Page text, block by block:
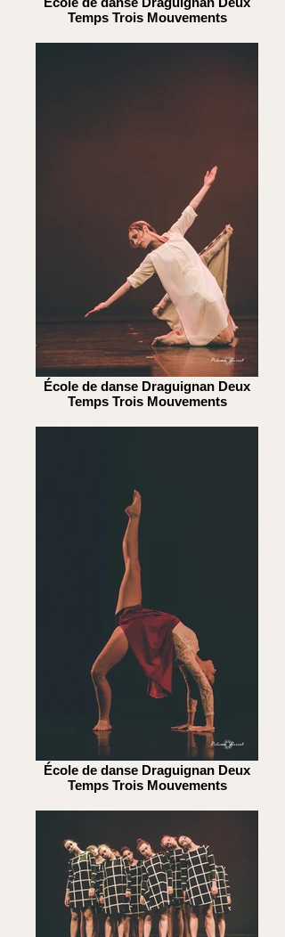
Temps Trois Mouvements
École de danse Draguignan Deux
Temps Trois Mouvements
École de danse Draguignan Deux
Temps Trois Mouvements